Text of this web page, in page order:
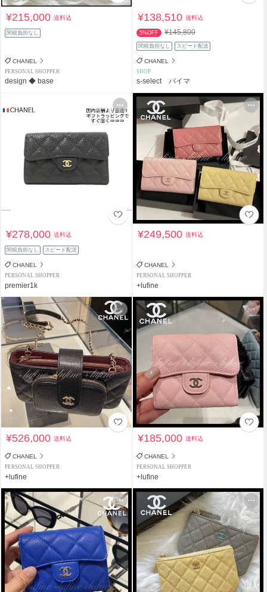
¥215,000送料込
関税負担なし
CHANEL
PERSONAL SHOPPER
design ◆ base
¥138,510送料込
5%OFF ¥145,800
関税負担なし スピード配送
CHANEL
SHOP
s-select バイマ
¥278,000送料込
関税負担なし スピード配送
CHANEL
PERSONAL SHOPPER
premier1k
¥249,500送料込
CHANEL
PERSONAL SHOPPER
+lufine
¥526,000送料込
CHANEL
PERSONAL SHOPPER
+lufine
¥185,000送料込
CHANEL
PERSONAL SHOPPER
+lufine